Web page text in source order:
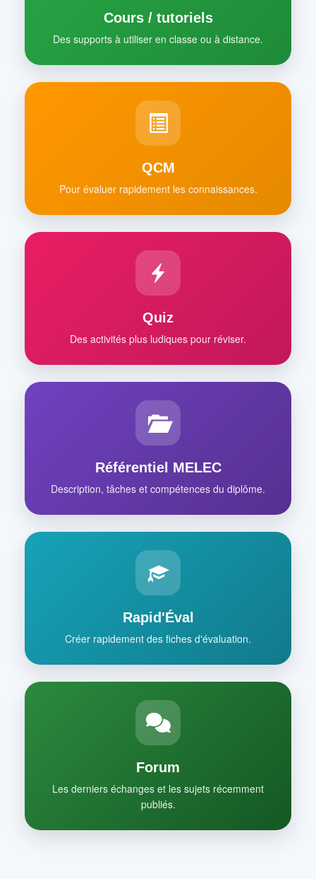
Cours / tutoriels
Des supports à utiliser en classe ou à distance.
QCM
Pour évaluer rapidement les connaissances.
Quiz
Des activités plus ludiques pour réviser.
Référentiel MELEC
Description, tâches et compétences du diplôme.
Rapid'Éval
Créer rapidement des fiches d'évaluation.
Forum
Les derniers échanges et les sujets récemment
publiés.